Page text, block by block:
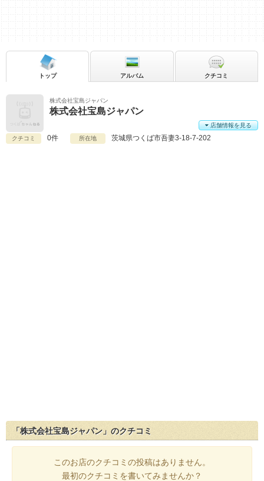
株式会社宝島ジャパン
株式会社宝島ジャパン
クチコミ 0件 所在地 茨城県つくば市吾妻3-18-7-202
店舗情報を見る
トップ アルバム クチコミ
「株式会社宝島ジャパン」のクチコミ
このお店のクチコミの投稿はありません。
最初のクチコミを書いてみませんか？